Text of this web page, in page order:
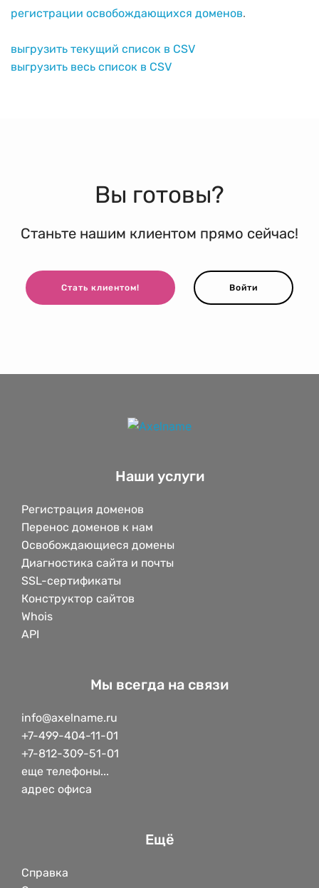
регистрации освобождающихся доменов.
выгрузить текущий список в CSV
выгрузить весь список в CSV
Вы готовы?
Станьте нашим клиентом прямо сейчас!
Стать клиентом! Войти
Наши услуги
Регистрация доменов
Перенос доменов к нам
Освобождающиеся домены
Диагностика сайта и почты
SSL-сертификаты
Конструктор сайтов
Whois
API
Мы всегда на связи
info@axelname.ru
+7-499-404-11-01
+7-812-309-51-01
еще телефоны...
адрес офиса
Ещё
Справка